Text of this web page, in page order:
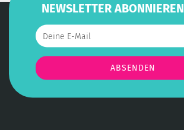
NEWSLETTER ABONNIEREN